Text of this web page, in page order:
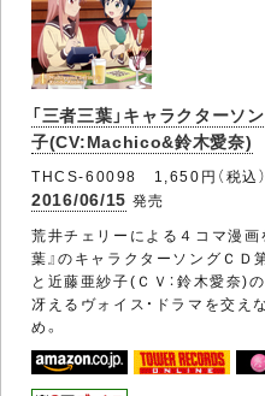
「三者三葉」キャラクター
子(CV:Machico&鈴木愛奈)
THCS-60098 1,650円（税込）
2016/06/15 発売
荒井チェリーによる４コマ漫
葉』のキャラクターソングＣ
と近藤亜紗子(ＣＶ：鈴木愛奈)
冴えるヴォイス・ドラマを交え
め。